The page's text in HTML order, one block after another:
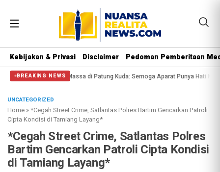
Kebijakan & Privasi Disclaimer Pedoman Pemberitaan
BREAKING NEWS
Halangi Massa di Patung Kuda: Semoga Aparat Punya Hati Nurani Massa
UNCATEGORIZED
Home » *Cegah Street Crime, Satlantas Polres Bartim Gencarkan Patroli
Cipta Kondisi di Tamiang Layang*
*Cegah Street Crime, Satlantas Polres
Bartim Gencarkan Patroli Cipta Kondisi
di Tamiang Layang*